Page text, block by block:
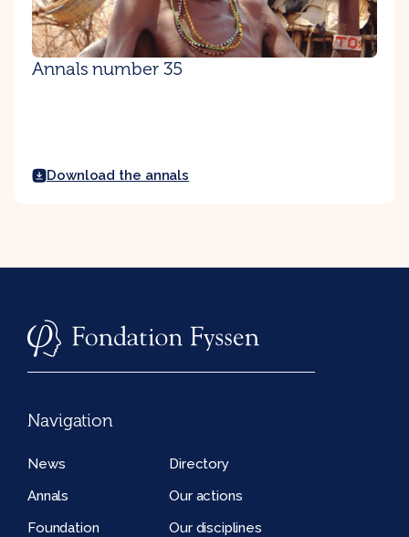
Annals number 35
Download the annals
Navigation
News
Directory
Annals
Our actions
Foundation
Our disciplines